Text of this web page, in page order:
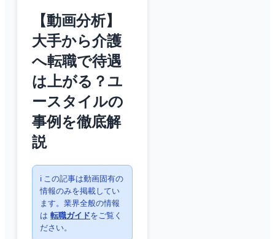
【動画分析】
大手から介護
へ転職で待遇
は上がる？ユ
ースタイルの
事例を徹底解
説
ℹ️ この記事は動画固有の
情報のみを掲載してい
ます。業界全般の情報
は 転職ガイドをご覧く
ださい。